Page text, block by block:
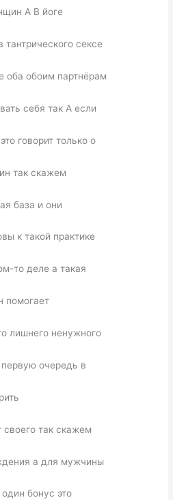
А В йоге
сексе
оба обоим партнёрам
себя так А если
говорит только о
так скажем
база и они
к такой практике
то деле а такая
помогает
лишнего ненужного
очередь в
своего так скажем
а для мужчины
бонус это